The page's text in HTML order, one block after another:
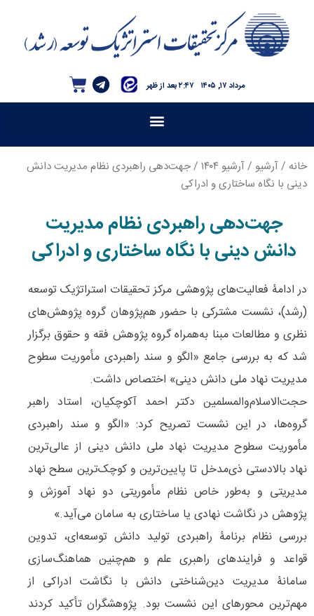
۲:۴۷ بعد از ظهر مرداد ۱۷, ۱۴۰۵
خانه /آرشیو /آرشیو ۱۴۰۴
/ جهت‌دهی راهبردی نظام مدیریت دانش
دینی با نگاه ساختاری و ادراکی
جهت‌دهی راهبردی نظام مدیریت
دانش دینی با نگاه ساختاری و ادراکی
در ادامۀ فعالیت‌های پژوهشی مرکز تحقیقات استراتژیک توسعه
(رشد)، نشست مشترکی با حضور هم‌پژوهان گروه پژوهش‌های
نظری و مطالعات مبنا به‌همراه گروه پژوهش فقه و حقوق برگزار
شد که به بررسی جامع «الگو و سند راهبردی مأموریت سطوح
مدیریت نهاد ملی دانش دینی» اختصاص داشت.
حجت‌الاسلام‌والمسلمین دکتر احمد آکوچکیان، استاد راهبر
گروه‌ها، در این نشست تصریح کرد: «الگو و سند راهبردی
مأموریت سطوح مدیریت نهاد ملی دانش دینی از عالی‌ترین
نهاد بالادستی ذی‌مدخل تا پایین‌ترین و کوچک‌ترین سطح نهاد
مدیریتی و به‌طور خاص نظام مأموریتی دو نهاد آموزش و
پژوهش در نگاشت نهادی یا ساختاری به سامان می‌آید.»
بررسی نظام برنامۀ راهبردی تولید دانش توسعه‌ای، تدوین
قواعد و فرایندهای راهبری علم و هم‌چنین هماهنگ‌سازی
سامانۀ مدیریت دین‌شناختی دانش با نگاشت ادراکی از
مهم‌ترین محورهای این نشست بود. پژوهشگران تأکید کردند